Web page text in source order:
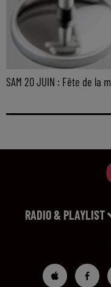
SAM 20 JUIN : Fête de la
RADIO & PLAYLIST